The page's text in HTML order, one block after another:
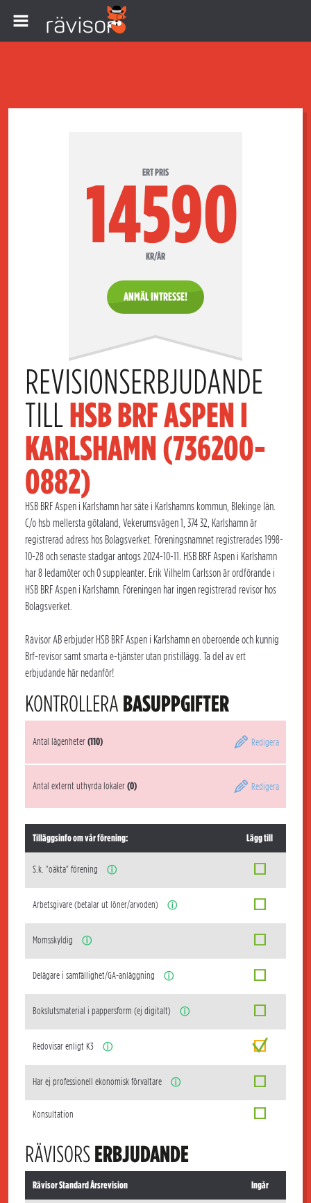
ERT PRIS
14590
KR/ÅR
ANMÄL INTRESSE!
REVISIONSERBJUDANDE
TILL HSB BRF ASPEN I
KARLSHAMN (736200-
0882)
HSB BRF Aspen i Karlshamn har säte i Karlshamns kommun, Blekinge län.
C/o hsb mellersta götaland, Vekerumsvägen 1, 374 32, Karlshamn är
registrerad adress hos Bolagsverket. Föreningsnamnet registrerades 1998-
10-28 och senaste stadgar antogs 2024-10-11. HSB BRF Aspen i Karlshamn
har 8 ledamöter och 0 suppleanter. Erik Vilhelm Carlsson är ordförande i
HSB BRF Aspen i Karlshamn. Föreningen har ingen registrerad revisor hos
Bolagsverket.
Rävisor AB erbjuder HSB BRF Aspen i Karlshamn en oberoende och kunnig
Brf-revisor samt smarta e-tjänster utan pristillägg. Ta del av ert
erbjudande här nedanför!
KONTROLLERA BASUPPGIFTER
Antal lägenheter(110) Redigera
Antal externt uthyrda lokaler(0) Redigera
Tilläggsinfo om vår förening: Lägg till
S.k. "oäkta" förening ⓘ
Arbetsgivare (betalar ut löner/arvoden) ⓘ
Momsskyldig ⓘ
Delägare i samfällighet/GA-anläggning ⓘ
Bokslutsmaterial i pappersform (ej digitalt) ⓘ
Redovisar enligt K3 ⓘ
Har ej professionell ekonomisk förvaltare ⓘ
Konsultation
RÄVISORSERBJUDANDE
Rävisor Standard Årsrevision Ingår